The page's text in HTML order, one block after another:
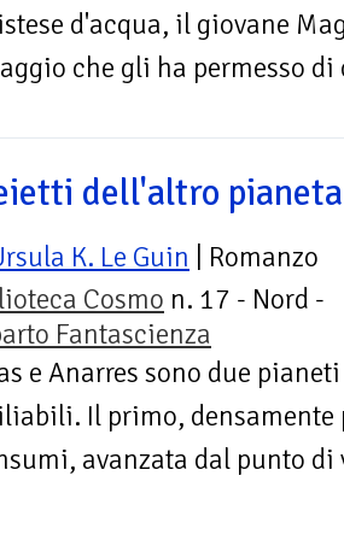
d'acqua, il giovane
che gli ha permesso
dell'altro pianeta
K. Le Guin | Romanzo
Cosmo n. 17 - Nord -
Fantascienza
e Anarres sono due
Il primo, densamente
avanzata dal punto di